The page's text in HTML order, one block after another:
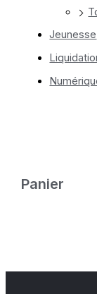
Jeunesse
Panier